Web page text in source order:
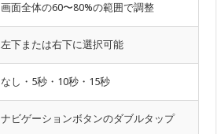
画面全体の60〜80%の範囲で調整
左下または右下に選択可能
なし・5秒・10秒・15秒
ナビゲーションボタンのダブルタップ